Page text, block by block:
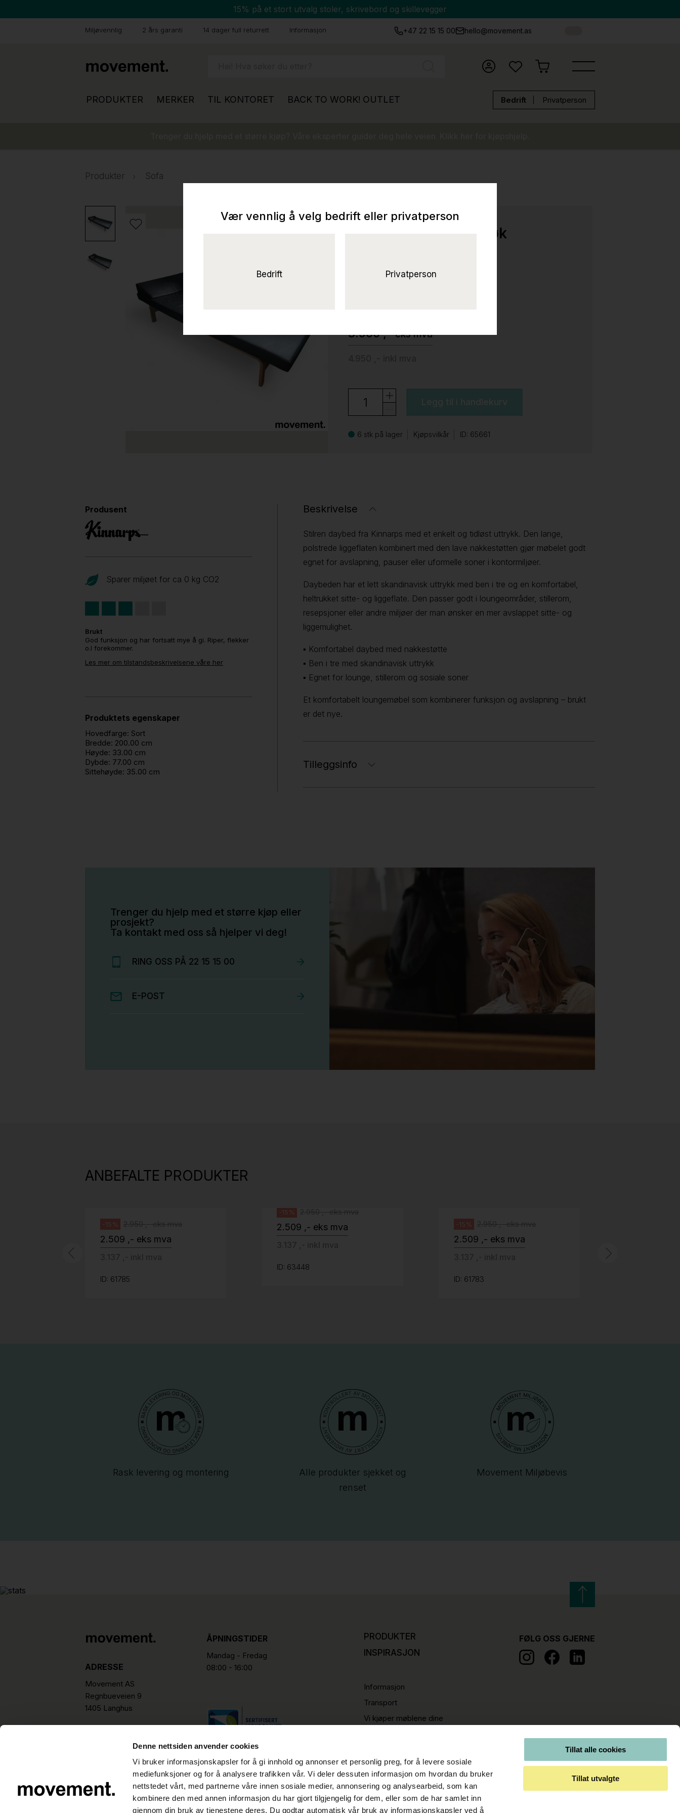
Denne nettsiden anvender cookies
Vi bruker informasjonskapsler for å gi innhold og annonser et personlig preg, for å levere sosiale
mediefunksjoner og for å analysere trafikken vår. Vi deler dessuten informasjon om hvordan du bruker
nettstedet vårt, med partnerne våre innen sosiale medier, annonsering og analysearbeid, som kan
kombinere den med annen informasjon du har gjort tilgjengelig for dem, eller som de har samlet inn
gjennom din bruk av tjenestene deres. Du godtar automatisk vår bruk av informasjonskapsler ved å
Tillat alle cookies
Tillat utvalgte
15% på et stort utvalg stoler, skrivebord og skillevegger
Miljøvennlig 2 års garanti 14 dager full returrett Informasjon +47 22 15 15 00 hello@movement.as
PRODUKTER MERKER TIL KONTORET BACK TO WORK! OUTLET Bedrift Privatperson
Produkter Sofa
Daybed Sort skinn, bøk
3.960 ,-eks mva
Legg til i handlekurv
6 stk på lager Kjøpsvilkår ID: 65661
Produsent
Sparer miljøet for ca 0 kg CO2
Brukt
God funksjon og har fortsatt mye å gi. Riper, flekker
o.l forekommer.
Les mer om tilstandsbeskrivelsene våre her
Produktets egenskaper
Hovedfarge: Sort
Bredde: 200.00 cm
Høyde: 33.00 cm
Dybde: 77.00 cm
Sittehøyde: 35.00 cm
Beskrivelse
Stilren daybed fra Kinnarps med et enkelt og tidløst uttrykk. Den lange,
polstrede liggeflaten kombinert med den lave nakkestøtten gjør møbelet godt
egnet for avslapning, pauser eller uformelle soner i kontormiljøer.
Daybeden har et lett skandinavisk uttrykk med ben i tre og en komfortabel,
heltrukket sitte- og liggeflate. Den passer godt i loungeområder, stillerom,
resepsjoner eller andre miljøer der man ønsker en mer avslappet sitte- og
liggemulighet.
▪ Komfortabel daybed med nakkestøtte
▪ Ben i tre med skandinavisk uttrykk
▪ Egnet for lounge, stillerom og sosiale soner
Et komfortabelt loungemøbel som kombinerer funksjon og avslapning – brukt
er det nye.
Tilleggsinfo
Trenger du hjelp med et større kjøp eller
prosjekt?
Ta kontakt med oss så hjelper vi deg!
RING OSS PÅ 22 15 15 00
E-POST
ANBEFALTE PRODUKTER
grått fotkryss, Pent brukt
-15%
2.509 ,- eks mva
ID: 61785
-15%
2.509 ,- eks mva
ID: 63448
-15%
2.509 ,- eks mva
ID: 61783
Rask levering og montering
Alle produkter sjekket og
renset
Movement Miljøbevis
ADRESSE
Movement AS
Regnbueveien 9
1405 Langhus
hello@movement.as
ÅPNINGSTIDER
Mandag - Fredag
08:00 - 16:00
PRODUKTER
INSPIRASJON
Informasjon
Transport
Vi kjøper møblene dine
FØLG OSS GJERNE
Vær vennlig å velg bedrift eller privatperson
Bedrift Privatperson